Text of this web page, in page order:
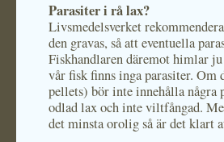
Parasiter i rå lax?
Livsmedelsverket
den gravas, så att eventuella
Fiskhandlaren däremot himlar
vår fisk finns inga parasiter. Om
pellets) bör inte innehålla några
odlad lax och inte viltfångad.
det minsta orolig så är det klart